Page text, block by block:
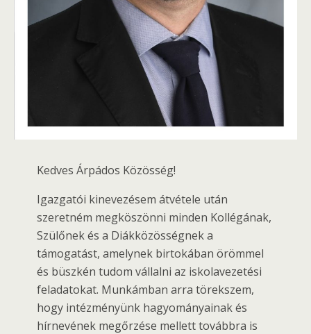
Kedves Árpádos Közösség!
Igazgatói kinevezésem átvétele után
szeretném megköszönni minden Kollégának,
Szülőnek és a Diákközösségnek a
támogatást, amelynek birtokában örömmel
és büszkén tudom vállalni az iskolavezetési
feladatokat. Munkámban arra törekszem,
hogy intézményünk hagyományainak és
hírnevének megőrzése mellett továbbra is